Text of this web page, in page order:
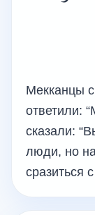
Мекканцы
ответили:
сказали:
люди, но
сразиться